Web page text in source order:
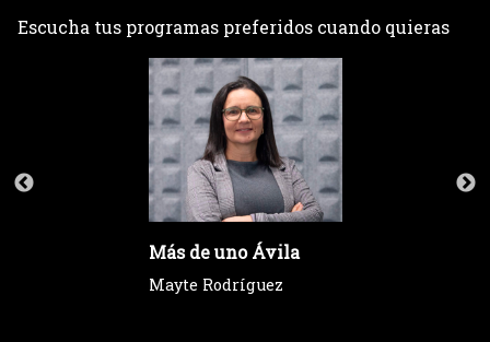
Escucha tus programas preferidos cuando quieras
Más de uno Ávila
Mayte Rodríguez